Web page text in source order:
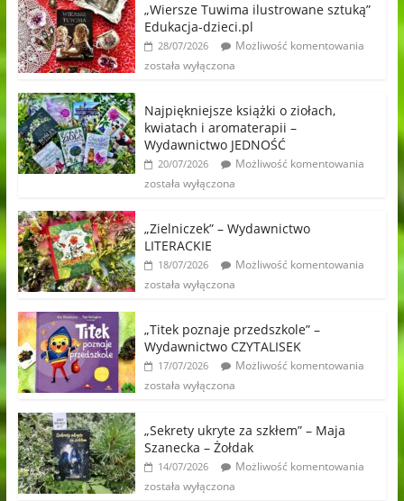
„Wiersze Tuwima ilustrowane sztuką”
Edukacja-dzieci.pl
28/07/2026
Możliwość komentowania
została wyłączona
Najpiękniejsze książki o ziołach,
kwiatach i aromaterapii –
Wydawnictwo JEDNOŚĆ
20/07/2026
Możliwość komentowania
została wyłączona
„Zielniczek” – Wydawnictwo
LITERACKIE
18/07/2026
Możliwość komentowania
została wyłączona
„Titek poznaje przedszkole” –
Wydawnictwo CZYTALISEK
17/07/2026
Możliwość komentowania
została wyłączona
„Sekrety ukryte za szkłem” – Maja
Szanecka – Żołdak
14/07/2026
Możliwość komentowania
została wyłączona